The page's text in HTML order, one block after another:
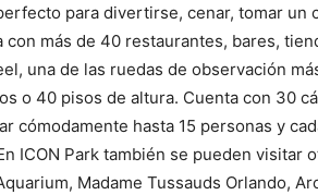
para divertirse, cenar, tomar un
más de 40 restaurantes, bares,
una de las ruedas de observación
o 40 pisos de altura. Cuenta con 30
cómodamente hasta 15 personas y
ICON Park también se pueden visitar
Madame Tussauds Orlando,